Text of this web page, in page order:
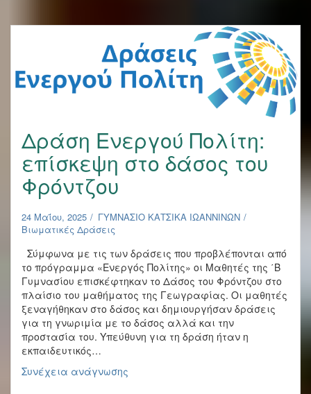
από
μαθητές
του
Γυμνασίου
Κατσικά
Δράση Ενεργού Πολίτη:
επίσκεψη στο δάσος του
Φρόντζου
24 Μαΐου, 2025
ΓΥΜΝΑΣΙΟ ΚΑΤΣΙΚΑ ΙΩΑΝΝΙΝΩΝ
Βιωματικές Δράσεις
Σύμφωνα με τις των δράσεις που προβλέπονται από
το πρόγραμμα «Ενεργός Πολίτης» οι Μαθητές της ΄Β
Γυμνασίου επισκέφτηκαν το Δάσος του Φρόντζου στο
πλαίσιο του μαθήματος της Γεωγραφίας. Οι μαθητές
ξεναγήθηκαν στο δάσος και δημιουργήσαν δράσεις
για τη γνωριμία με το δάσος αλλά και την
προστασία του. Υπεύθυνη για τη δράση ήταν η
εκπαιδευτικός…
Συνέχεια ανάγνωσης